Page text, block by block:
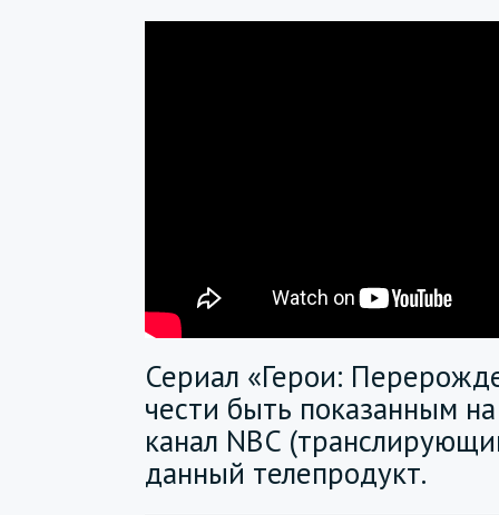
Сериал «Герои:
чести быть показанным
канал NBC
данный телепродукт.